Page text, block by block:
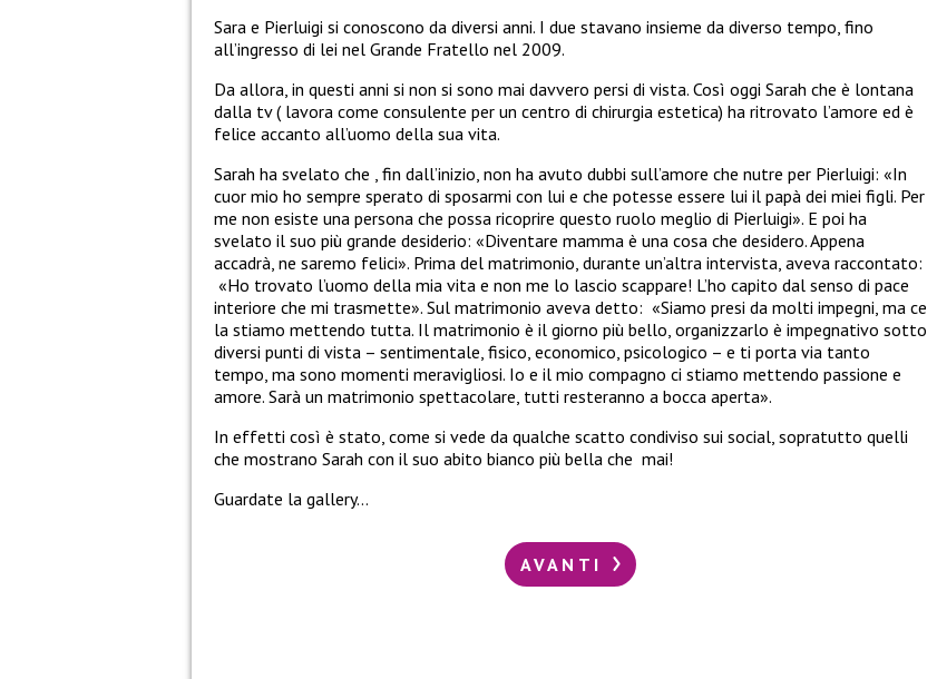
Sara e Pierluigi si conoscono da diversi anni. I due stavano insieme da diverso tempo, fino
all’ingresso di lei nel Grande Fratello nel 2009.
Da allora, in questi anni si non si sono mai davvero persi di vista. Così oggi Sarah che è lontana
dalla tv ( lavora come consulente per un centro di chirurgia estetica) ha ritrovato l’amore ed è
felice accanto all’uomo della sua vita.
Sarah ha svelato che , fin dall’inizio, non ha avuto dubbi sull’amore che nutre per Pierluigi: «In
cuor mio ho sempre sperato di sposarmi con lui e che potesse essere lui il papà dei miei figli. Per
me non esiste una persona che possa ricoprire questo ruolo meglio di Pierluigi». E poi ha
svelato il suo più grande desiderio: «Diventare mamma è una cosa che desidero. Appena
accadrà, ne saremo felici». Prima del matrimonio, durante un’altra intervista, aveva raccontato:
«Ho trovato l’uomo della mia vita e non me lo lascio scappare! L’ho capito dal senso di pace
interiore che mi trasmette». Sul matrimonio aveva detto: «Siamo presi da molti impegni, ma ce
la stiamo mettendo tutta. Il matrimonio è il giorno più bello, organizzarlo è impegnativo sotto
diversi punti di vista – sentimentale, fisico, economico, psicologico – e ti porta via tanto
tempo, ma sono momenti meravigliosi. Io e il mio compagno ci stiamo mettendo passione e
amore. Sarà un matrimonio spettacolare, tutti resteranno a bocca aperta».
In effetti così è stato, come si vede da qualche scatto condiviso sui social, sopratutto quelli
che mostrano Sarah con il suo abito bianco più bella che mai!
Guardate la gallery…
AVANTI